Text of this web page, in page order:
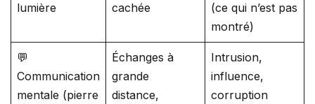
lumière
cachée
(ce qui n’est pas
montré)
💬
Communication
mentale (pierre
Échanges à
grande
distance,
Intrusion,
influence,
corruption